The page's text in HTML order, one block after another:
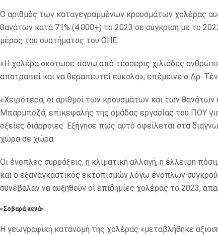
Ο αριθμός των καταγεγραμμένων κρουσμάτων χολέρας
θανάτων κατά 71% (4.000+) το 2023 σε σύγκριση με το
μέρος του συστήματος του ΟΗΕ.
«Η χολέρα σκότωσε πάνω από τέσσερις χιλιάδες
αποτραπεί και να θεραπευτεί εύκολα», επέμεινε ο Δρ.
«Χειρότερα, οι αριθμοί των κρουσμάτων και των θανάτων
Μπαρμποζά, επικεφαλής της ομάδας εργασίας του ΠΟΥ
οξείες διάρροιες. Εξήγησε πως αυτό οφείλεται στα
χώρα σε χώρα.
Οι ένοπλες συρράξεις, η κλιματική αλλαγή, η έλλειψη
και ο εξαναγκαστικός εκτοπισμών λόγω ένοπλων
συνέβαλαν να αυξηθούν οι επιδημίες χολέρας το 2023,
«Σοβαρά κενά»
Η γεωγραφική κατανομή της χολέρας «μεταβλήθηκε